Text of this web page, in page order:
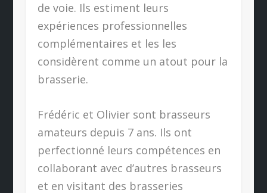
de voie. Ils estiment leurs
expériences professionnelles
complémentaires et les les
considèrent comme un atout pour la
brasserie.
Frédéric et Olivier sont brasseurs
amateurs depuis 7 ans. Ils ont
perfectionné leurs compétences en
collaborant avec d’autres brasseurs
et en visitant des brasseries